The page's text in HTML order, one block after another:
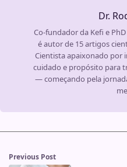
Dr.
Co-fundador da Kefi e
é autor de 15 artigos
Cientista apaixonado por
cuidado e propósito para
— começando pela
Previous Post